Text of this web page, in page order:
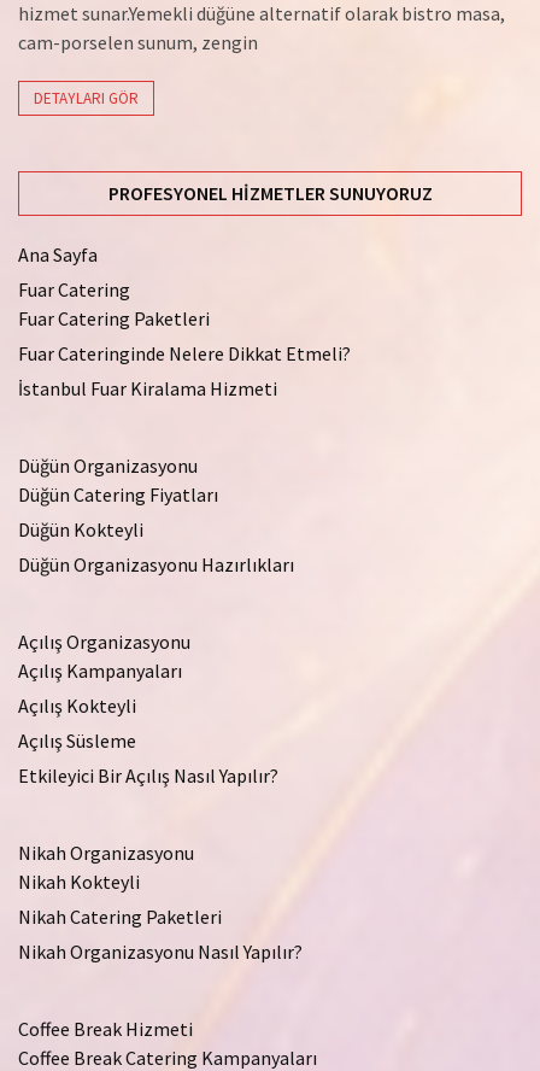
hizmet sunar.Yemekli düğüne alternatif olarak bistro masa,
cam-porselen sunum, zengin
DETAYLARI GÖR
PROFESYONEL HIZMETLER SUNUYORUZ
Ana Sayfa
Fuar Catering
Fuar Catering Paketleri
Fuar Cateringinde Nelere Dikkat Etmeli?
İstanbul Fuar Kiralama Hizmeti
Düğün Organizasyonu
Düğün Catering Fiyatları
Düğün Kokteyli
Düğün Organizasyonu Hazırlıkları
Açılış Organizasyonu
Açılış Kampanyaları
Açılış Kokteyli
Açılış Süsleme
Etkileyici Bir Açılış Nasıl Yapılır?
Nikah Organizasyonu
Nikah Kokteyli
Nikah Catering Paketleri
Nikah Organizasyonu Nasıl Yapılır?
Coffee Break Hizmeti
Coffee Break Catering Kampanyaları